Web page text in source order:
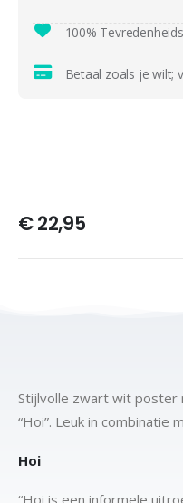
100%
Betaal zoals je wilt;
€22,95
Stijlvolle zwart wit
“Hoi”. Leuk in combinatie
Hoi